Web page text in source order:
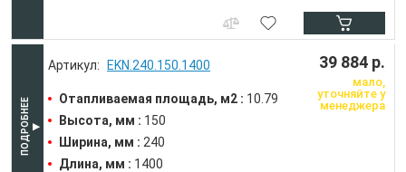
EKN.240.150.1400
Отапливаемая площадь, м2 : 10.79
Высота, мм : 150
Ширина, мм : 240
Длина, мм : 1400
39 884 р.
мало,
уточняйте у
менеджера